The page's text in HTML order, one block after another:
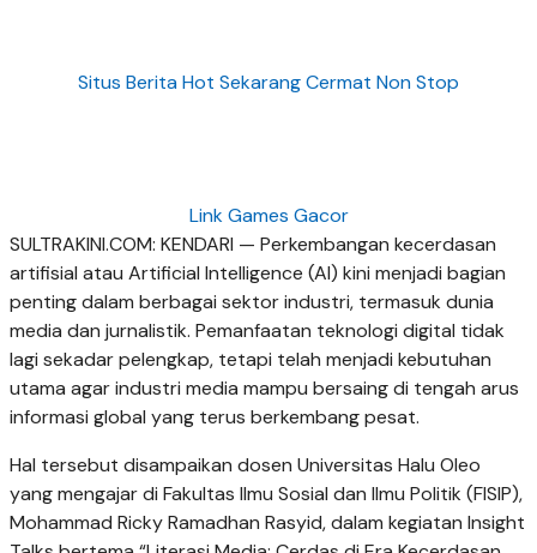
Situs Berita Hot Sekarang Cermat Non Stop
Link Games Gacor
SULTRAKINI.COM: KENDARI — Perkembangan kecerdasan
artifisial atau Artificial Intelligence (AI) kini menjadi bagian
penting dalam berbagai sektor industri, termasuk dunia
media dan jurnalistik. Pemanfaatan teknologi digital tidak
lagi sekadar pelengkap, tetapi telah menjadi kebutuhan
utama agar industri media mampu bersaing di tengah arus
informasi global yang terus berkembang pesat.
Hal tersebut disampaikan dosen Universitas Halu Oleo
yang mengajar di Fakultas Ilmu Sosial dan Ilmu Politik (FISIP),
Mohammad Ricky Ramadhan Rasyid, dalam kegiatan Insight